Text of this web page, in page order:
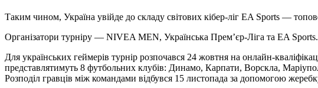
Таким чином, Україна увійде до складу світових кібер-ліг EA Sports —
Організатори турніру — NIVEA MEN, Українська Прем’єр-Ліга та EA Sports.
Для українських геймерів турнір розпочався 24 жовтня на онлайн-
представлятимуть 8 футбольних клубів: Динамо, Карпати, Ворскла,
Розподіл гравців між командами відбувся 15 листопада за допомогою